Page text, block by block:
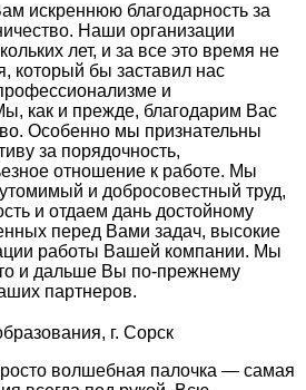
искреннюю благодарность за
Наши организации
лет, и за все это время не
который бы заставил нас
и
как и прежде, благодарим Вас
Особенно мы признательны
за порядочность,
отношение к работе. Мы
и добросовестный труд,
и отдаем дань достойному
перед Вами задач, высокие
работы Вашей компании. Мы
и дальше Вы по-прежнему
партнеров.
г. Сорск
волшебная палочка — самая